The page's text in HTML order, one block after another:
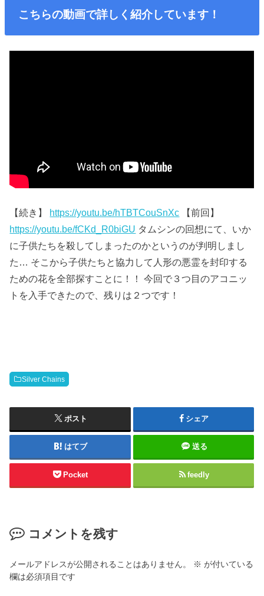
こちらの動画で詳しく紹介しています！
【続き】 https://youtu.be/hTBTCouSnXc 【前回】
https://youtu.be/fCKd_R0biGU タムシンの回想にて、いか
に子供たちを殺してしまったのかというのが判明しまし
た… そこから子供たちと協力して人形の悪霊を封印する
ための花を全部探すことに！！ 今回で３つ目のアコニッ
トを入手できたので、残りは２つです！
Silver Chains
ポスト シェア
はてブ 送る
Pocket feedly
コメントを残す
メールアドレスが公開されることはありません。 ※ が付いている
欄は必須項目です